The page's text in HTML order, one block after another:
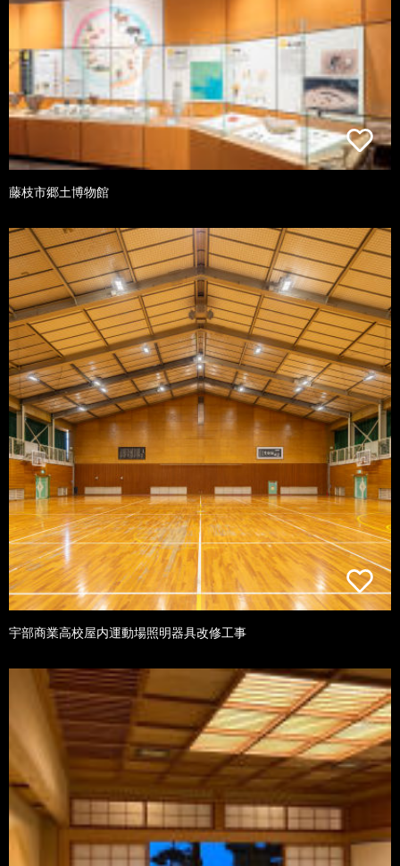
藤枝市郷土博物館
宇部商業高校屋内運動場照明器具改修工事